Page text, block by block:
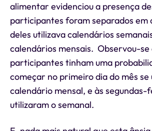
alimentar evidenciou a presença
participantes foram separados em
deles utilizava calendários
calendários mensais. Observou-se
participantes tinham uma
começar no primeiro dia do mês
calendário mensal, e às segundas-
utilizaram o semanal.